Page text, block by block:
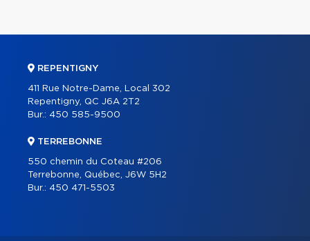
REPENTIGNY
411 Rue Notre-Dame, Local 302
Repentigny, QC J6A 2T2
Bur.: 450 585-9500
TERREBONNE
550 chemin du Coteau #206
Terrebonne, Québec, J6W 5H2
Bur.: 450 471-5503